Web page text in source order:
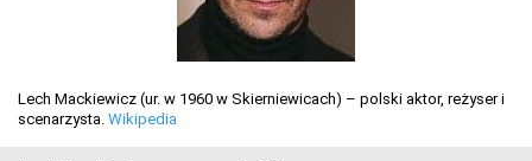
Lech Mackiewicz (ur. w 1960 w Skierniewicach) – polski aktor, reżyser i
scenarzysta. Wikipedia